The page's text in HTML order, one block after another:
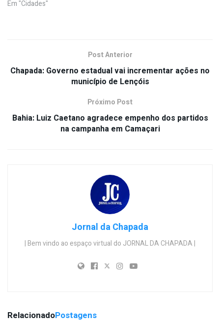
Em "Cidades"
Post Anterior
Chapada: Governo estadual vai incrementar ações no
município de Lençóis
Próximo Post
Bahia: Luiz Caetano agradece empenho dos partidos
na campanha em Camaçari
Jornal da Chapada
| Bem vindo ao espaço virtual do JORNAL DA CHAPADA |
RelacionadoPostagens